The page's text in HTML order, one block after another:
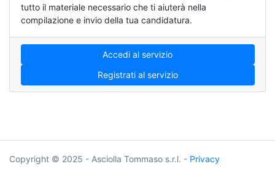
tutto il materiale necessario che ti aiuterà nella
compilazione e invio della tua candidatura.
Accedi al servizio
Registrati al servizio
Copyright © 2025 - Asciolla Tommaso s.r.l. - Privacy